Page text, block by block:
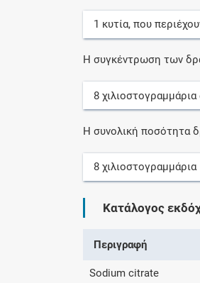
1 κυτία, που
Η συγκέντρωση των
8 χιλιοστογραμμάρια
Η συνολική ποσότητα
8 χιλιοστογραμμάρια
Κατάλογος
Περιγραφή
Sodium citrate